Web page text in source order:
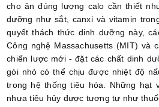
cho ăn đúng lượng calo cần thiết
dưỡng như sắt, canxi và vitamin
quyết thách thức dinh dưỡng này,
Công nghệ Massachusetts (MIT) và
chiến lược mới - đặt các chất dinh
gói nhỏ có thể chịu được nhiệt độ
trong hệ thống tiêu hóa. Những hạt
nhựa tiêu hủy được tương tự như